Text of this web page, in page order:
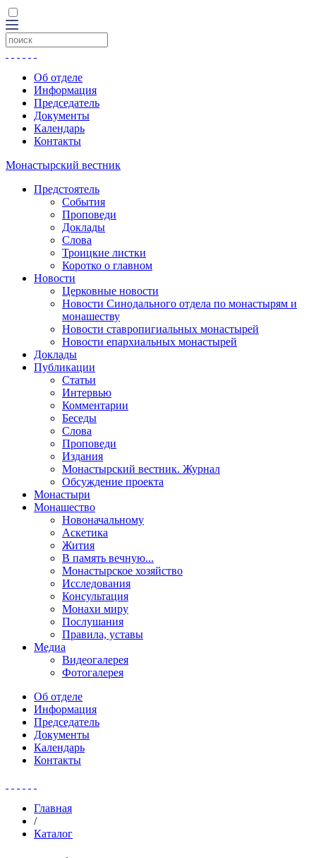
Об отделе
Информация
Председатель
Документы
Календарь
Контакты
Монастырский вестник
Предстоятель
События
Проповеди
Доклады
Слова
Троицкие листки
Коротко о главном
Новости
Церковные новости
Новости Синодального отдела по монастырям и
монашеству
Новости ставропигиальных монастырей
Новости епархиальных монастырей
Доклады
Публикации
Статьи
Интервью
Комментарии
Беседы
Слова
Проповеди
Издания
Монастырский вестник. Журнал
Обсуждение проекта
Монастыри
Монашество
Новоначальному
Аскетика
Жития
В память вечную...
Монастырское хозяйство
Исследования
Консультация
Монахи миру
Послушания
Правила, уставы
Медиа
Видеогалерея
Фотогалерея
Об отделе
Информация
Председатель
Документы
Календарь
Контакты
Главная
/
Каталог